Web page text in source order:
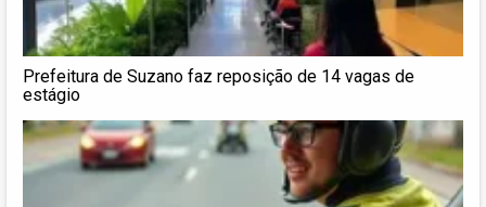
Prefeitura de Suzano faz reposição de 14 vagas de
estágio